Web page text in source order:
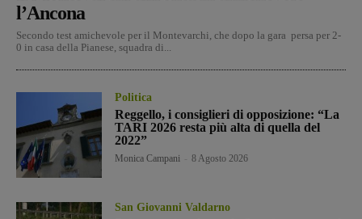
l’Ancona
Secondo test amichevole per il Montevarchi, che dopo la gara persa per 2-
0 in casa della Pianese, squadra di...
Politica
Reggello, i consiglieri di opposizione: “La
TARI 2026 resta più alta di quella del
2022”
Monica Campani 8 Agosto 2026
San Giovanni Valdarno